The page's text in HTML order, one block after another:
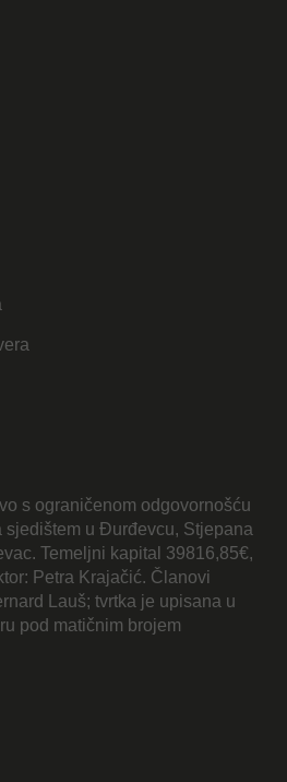
s ograničenom odgovornošću
sjedištem u Đurđevcu, Stjepana
Temeljni kapital 39816,85€,
Petra Krajačić. Članovi
Lauš; tvrtka je upisana u
pod matičnim brojem